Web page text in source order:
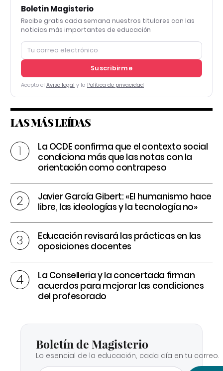
Boletín Magisterio
Recibe gratis cada semana nuestros titulares con las
noticias más importantes de educación
Suscribirme
Acepto el Aviso legal y la Política de privacidad
LAS MÁS LEÍDAS
La OCDE confirma que el contexto social
condiciona más que las notas con la
orientación como contrapeso
Javier García Gibert: «El humanismo hace
libre, las ideologías y la tecnología no»
Educación revisará las prácticas en las
oposiciones docentes
La Conselleria y la concertada firman
acuerdos para mejorar las condiciones
del profesorado
Boletín de Magisterio
Lo esencial de la educación, cada día en tu correo.